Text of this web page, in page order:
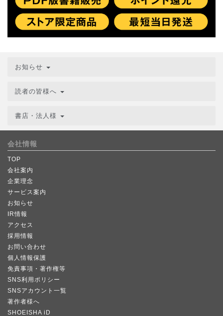
お知らせ
読者の皆様へ
書店・法人様
会社情報
TOP
会社案内
企業理念
サービス案内
お知らせ
IR情報
アクセス
採用情報
お問い合わせ
個人情報保護
免責事項・著作権等
SNS利用ポリシー
SNSアカウント一覧
著作者様へ
SHOEISHA iD